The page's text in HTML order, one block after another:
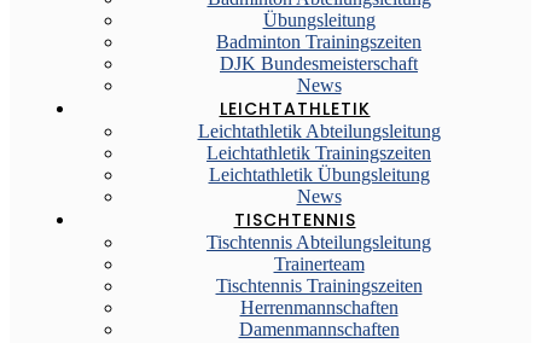
Übungsleitung
Badminton Trainingszeiten
DJK Bundesmeisterschaft
News
LEICHTATHLETIK
Leichtathletik Abteilungsleitung
Leichtathletik Trainingszeiten
Leichtathletik Übungsleitung
News
TISCHTENNIS
Tischtennis Abteilungsleitung
Trainerteam
Tischtennis Trainingszeiten
Herrenmannschaften
Damenmannschaften